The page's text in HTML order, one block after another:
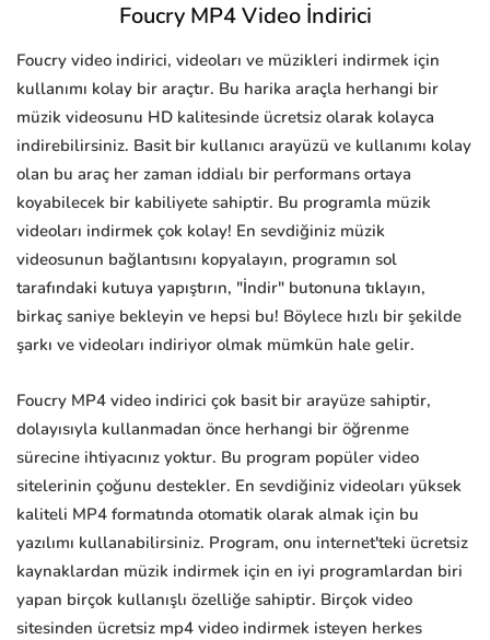
Foucry MP4 Video İndirici
Foucry video indirici, videoları ve müzikleri indirmek için
kullanımı kolay bir araçtır. Bu harika araçla herhangi bir
müzik videosunu HD kalitesinde ücretsiz olarak kolayca
indirebilirsiniz. Basit bir kullanıcı arayüzü ve kullanımı kolay
olan bu araç her zaman iddialı bir performans ortaya
koyabilecek bir kabiliyete sahiptir. Bu programla müzik
videoları indirmek çok kolay! En sevdiğiniz müzik
videosunun bağlantısını kopyalayın, programın sol
tarafındaki kutuya yapıştırın, "İndir" butonuna tıklayın,
birkaç saniye bekleyin ve hepsi bu! Böylece hızlı bir şekilde
şarkı ve videoları indiriyor olmak mümkün hale gelir.
Foucry MP4 video indirici çok basit bir arayüze sahiptir,
dolayısıyla kullanmadan önce herhangi bir öğrenme
sürecine ihtiyacınız yoktur. Bu program popüler video
sitelerinin çoğunu destekler. En sevdiğiniz videoları yüksek
kaliteli MP4 formatında otomatik olarak almak için bu
yazılımı kullanabilirsiniz. Program, onu internet'teki ücretsiz
kaynaklardan müzik indirmek için en iyi programlardan biri
yapan birçok kullanışlı özelliğe sahiptir. Birçok video
sitesinden ücretsiz mp4 video indirmek isteyen herkes